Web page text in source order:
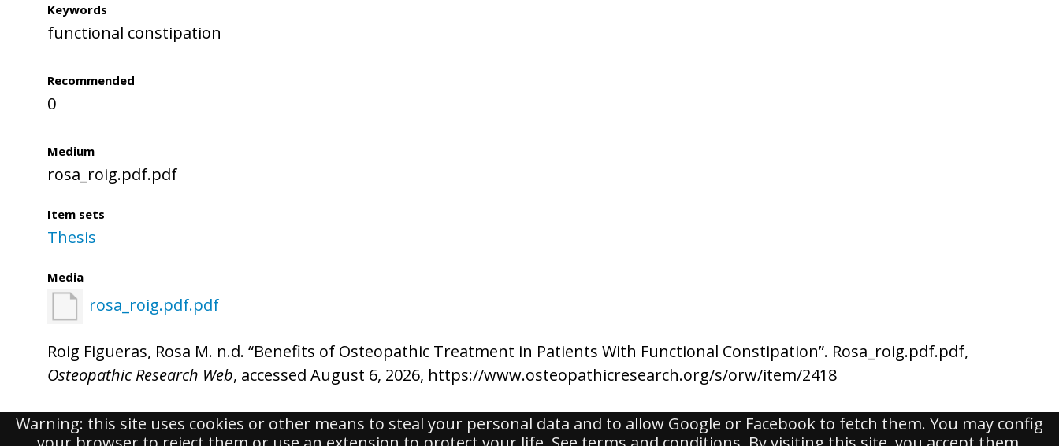
Warning: this site uses cookies or other means to steal your personal data and to allow Google or Facebook to fetch them. You may config
Keywords
functional constipation
Recommended
0
Medium
rosa_roig.pdf.pdf
Item sets
Thesis
Media
rosa_roig.pdf.pdf
Roig Figueras, Rosa M. n.d. “Benefits of Osteopathic Treatment in Patients With Functional Constipation”. Rosa_roig.pdf.pdf,
Osteopathic Research Web, accessed August 6, 2026, https://www.osteopathicresearch.org/s/orw/item/2418
Powered by Omeka S